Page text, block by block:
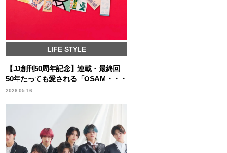
LIFE STYLE
【JJ創刊50周年記念】連載・最終回
50年たっても愛される「OSAM・・・
2026.05.16